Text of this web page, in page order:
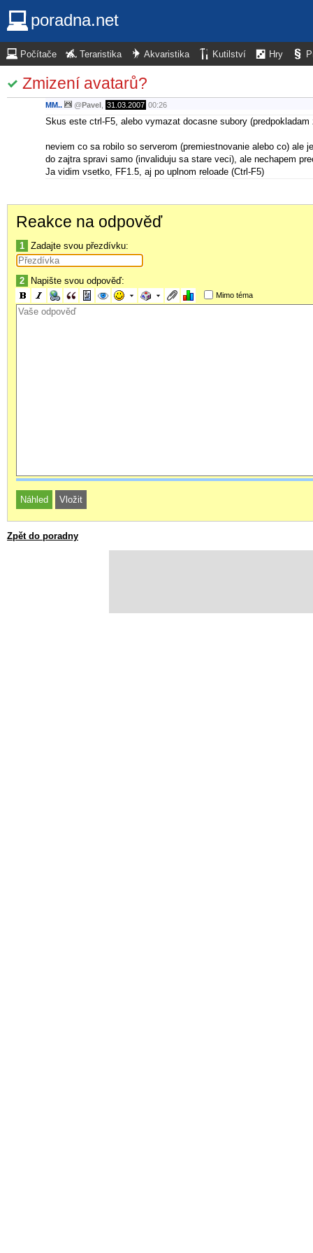
poradna.net
Počítače Teraristika Akvaristika Kutilství Hry
Zmizení avatarů?
MM.. @Pavel 31.03.2007 00:26
Skus este ctrl-F5, alebo vymazat docasne subory
neviem co sa robilo so serverom (premiestnovanie alebo co)
do zajtra spravi samo (invaliduju sa stare veci), ale nechapem
Ja vidim vsetko, FF1.5, aj po uplnom reloade (Ctrl-F5)
Reakce na odpověď
1 Zadajte svou přezdívku:
2 Napište svou odpověď:
Mimo téma
Zpět do poradny